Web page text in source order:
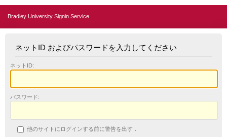
Bradley University Signin Service
ネットID およびパスワードを入力してください
ネットID:
パスワード:
他のサイトにログインする前に警告を出す．